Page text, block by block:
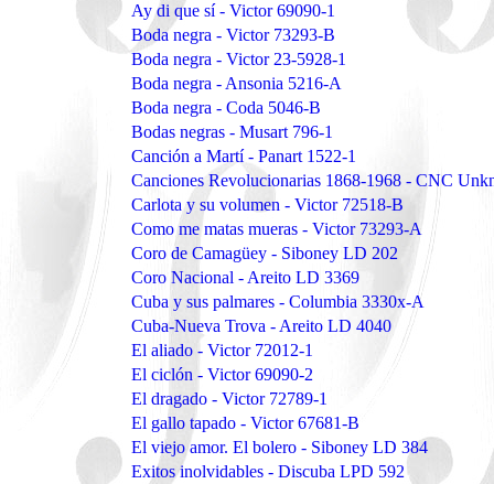
Ay di que sí - Victor 69090-1
Boda negra - Victor 73293-B
Boda negra - Victor 23-5928-1
Boda negra - Ansonia 5216-A
Boda negra - Coda 5046-B
Bodas negras - Musart 796-1
Canción a Martí - Panart 1522-1
Canciones Revolucionarias 1868-1968 - CNC
Carlota y su volumen - Victor 72518-B
Como me matas mueras - Victor 73293-A
Coro de Camagüey - Siboney LD 202
Coro Nacional - Areito LD 3369
Cuba y sus palmares - Columbia 3330x-A
Cuba-Nueva Trova - Areito LD 4040
El aliado - Victor 72012-1
El ciclón - Victor 69090-2
El dragado - Victor 72789-1
El gallo tapado - Victor 67681-B
El viejo amor. El bolero - Siboney LD 384
Exitos inolvidables - Discuba LPD 592